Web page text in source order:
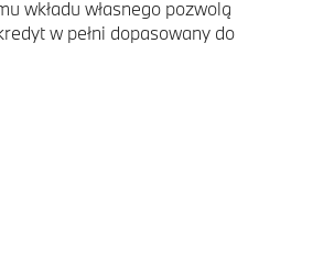
własnego pozwolą
w pełni dopasowany do